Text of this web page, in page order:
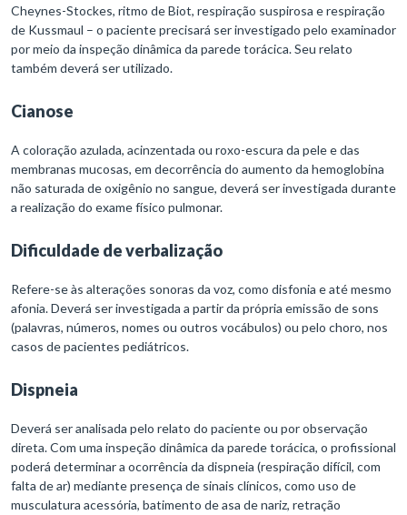
Cheynes-Stockes, ritmo de Biot, respiração suspirosa e respiração
de Kussmaul – o paciente precisará ser investigado pelo examinador
por meio da inspeção dinâmica da parede torácica. Seu relato
também deverá ser utilizado.
Cianose
A coloração azulada, acinzentada ou roxo-escura da pele e das
membranas mucosas, em decorrência do aumento da hemoglobina
não saturada de oxigênio no sangue, deverá ser investigada durante
a realização do exame físico pulmonar.
Dificuldade de verbalização
Refere-se às alterações sonoras da voz, como disfonia e até mesmo
afonia. Deverá ser investigada a partir da própria emissão de sons
(palavras, números, nomes ou outros vocábulos) ou pelo choro, nos
casos de pacientes pediátricos.
Dispneia
Deverá ser analisada pelo relato do paciente ou por observação
direta. Com uma inspeção dinâmica da parede torácica, o profissional
poderá determinar a ocorrência da dispneia (respiração difícil, com
falta de ar) mediante presença de sinais clínicos, como uso de
musculatura acessória, batimento de asa de nariz, retração